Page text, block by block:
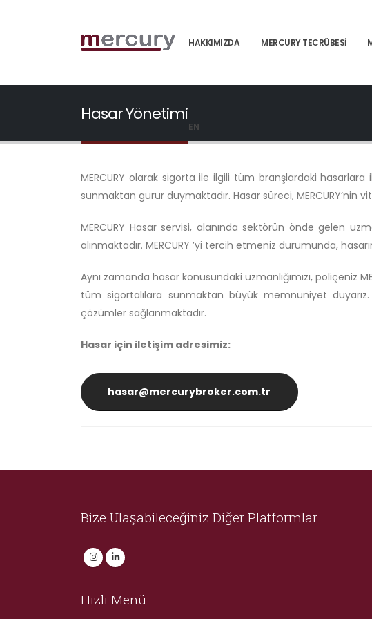
HAKKIMIZDA MERCURY TECRÜBESI
EN
Hasar Yönetimi
MERCURY olarak sigorta ile ilgili tüm branşlardaki
sunmaktan gurur duymaktadır. Hasar süreci,
MERCURY Hasar servisi, alanında sektörün önde gelen
alınmaktadır. MERCURY ’yi tercih etmeniz durumunda,
Aynı zamanda hasar konusundaki uzmanlığımızı, poliçeniz
tüm sigortalılara sunmaktan büyük memnuniyet
çözümler sağlanmaktadır.
Hasar için iletişim adresimiz:
hasar@mercurybroker.com.tr
Bize Ulaşabileceğiniz Diğer Platformlar
Hızlı Menü